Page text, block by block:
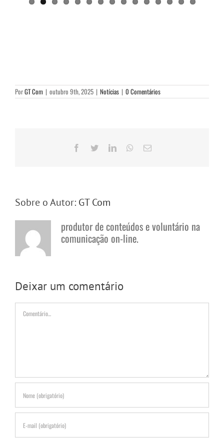
PorGT Com | outubro 9th, 2025 | Notícias | 0 Comentários
Facebook
TwitterLinkedInWhatsApp
E-
Sobre o Autor: GT Com
produtor de conteúdos e voluntário na
comunicação on-line.
Deixar um comentário
Comentário